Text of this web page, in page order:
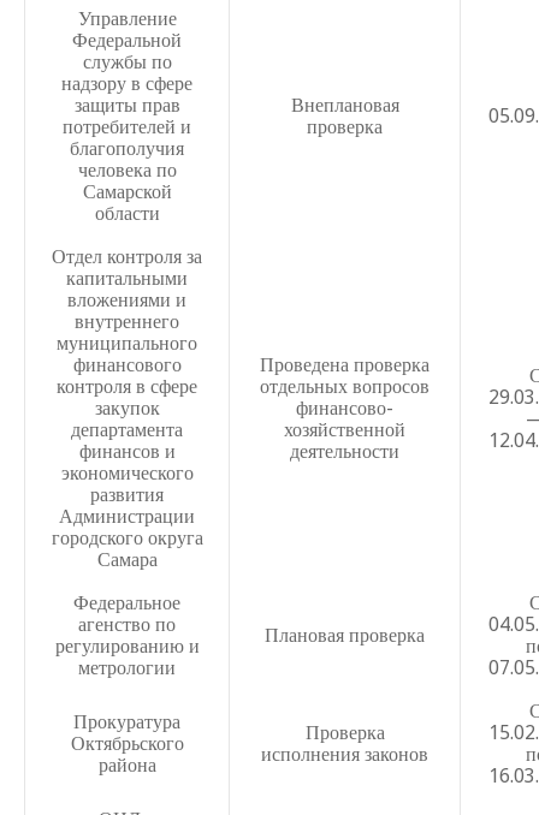
образовательных отношений
Положение о порядке ликвидации академической
Положение о порядке обучения по индивидуальному
Положение о проведении акции Подари учебник школе
Положение о ведении электронного журнала
Положение о Школьной газете
Положение о проведении аттестации завучей
Учетная политика для целей налогообложения на 2019
Положение о порядке оказания благотворительной
Положение об оплате труда работников
общеобразовательного учреждения МБОУ Школы №
Положение о распределении специальных выплат
Положение по оплате труда советника по воспитанию
Положение о распределении стим.части фонда
Положение о служебных командировках
Управление
Федеральной
службы по
надзору в сфере
защиты прав
потребителей и
благополучия
человека по
Самарской
области
Внеплановая
проверка
Отдел контроля за
капитальными
вложениями и
внутреннего
муниципального
финансового
контроля в сфере
закупок
департамента
финансов и
экономического
развития
Администрации
городского округа
Самара
Проведена проверка
отдельных вопросов
финансово-
хозяйственной
деятельности
Федеральное
агенство по
регулированию и
метрологии
Плановая проверка
Прокуратура
Октябрьского
района
Проверка
исполнения законов